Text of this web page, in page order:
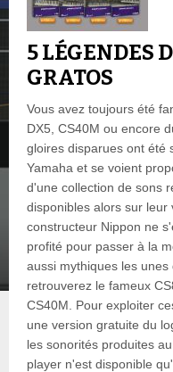
5 LÉGENDES
GRATOS
Vous avez toujours été
DX5, CS40M ou encore
gloires disparues ont été
Yamaha et se voient
d'une collection de sons
disponibles alors sur leur
constructeur Nippon ne
profité pour passer à la
aussi mythiques les
retrouverez le fameux
CS40M. Pour exploiter
une version gratuite du
les sonorités produites
player n'est disponible